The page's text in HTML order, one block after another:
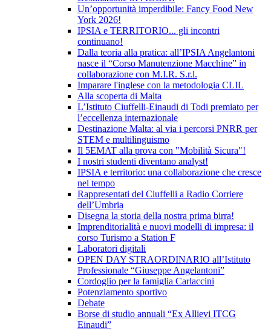
Un’opportunità imperdibile: Fancy Food New
York 2026!
IPSIA e TERRITORIO... gli incontri
continuano!
Dalla teoria alla pratica: all’IPSIA Angelantoni
nasce il “Corso Manutenzione Macchine” in
collaborazione con M.I.R. S.r.l.
Imparare l'inglese con la metodologia CLIL
Alla scoperta di Malta
L’Istituto Ciuffelli-Einaudi di Todi premiato per
l’eccellenza internazionale
Destinazione Malta: al via i percorsi PNRR per
STEM e multilinguismo
Il 5EMAT alla prova con "Mobilità Sicura"!
I nostri studenti diventano analyst!
IPSIA e territorio: una collaborazione che cresce
nel tempo
Rappresentati del Ciuffelli a Radio Corriere
dell’Umbria
Disegna la storia della nostra prima birra!
Imprenditorialità e nuovi modelli di impresa: il
corso Turismo a Station F
Laboratori digitali
OPEN DAY STRAORDINARIO all’Istituto
Professionale “Giuseppe Angelantoni”
Cordoglio per la famiglia Carlaccini
Potenziamento sportivo
Debate
Borse di studio annuali “Ex Allievi ITCG
Einaudi”